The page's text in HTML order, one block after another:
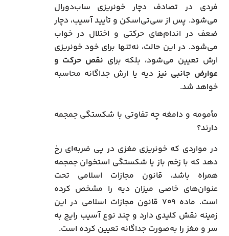
فردی در تصادف دچار خونریزی ساب‌دورال
می‌شود. پس از سی‌تی‌اسکن و تأیید آسیب، دچار
ضعف در اندام‌های حرکتی و اختلال در خواب
می‌شود. در این حالت، نه‌تنها برای خود خونریزی
ارش تعیین می‌شود، بلکه برای نقص حرکت و
عوارض جانبی نیز دیه یا ارش جداگانه محاسبه
خواهد شد.
مأمومه و دامغه چه تفاوتی با شکستگی جمجمه
دارند؟
در مواردی که خونریزی مغزی در پی ضربه‌ای رخ
دهد که با زخم باز یا شکستگی استخوان جمجمه
همراه باشد، قانون مجازات اسلامی تحت
عنوان‌های خاصی میزان دیه را مشخص کرده
است. ماده ۷۰۹ قانون مجازات اسلامی در این
زمینه نقش کلیدی دارد و چند نوع آسیب رایج به
سر و مغز را به‌صورت جداگانه تعیین کرده است.